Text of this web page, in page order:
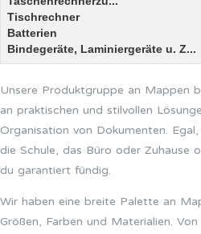
Tischrechner
Batterien
Bindegeräte, Laminiergeräte u. Z...
Unsere Produktgruppe an Mappen
an praktischen und stilvollen
Organisation von Dokumenten.
die Schule, das Büro oder Zuhause
du garantiert fündig.
Wir haben eine breite Palette an
Größen, Farben und Materialien.